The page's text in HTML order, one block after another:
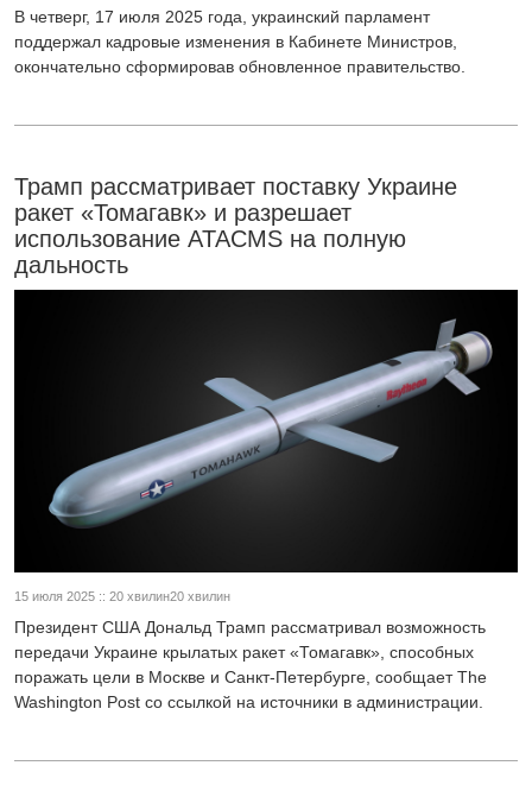
В четверг, 17 июля 2025 года, украинский парламент
поддержал кадровые изменения в Кабинете Министров,
окончательно сформировав обновленное правительство.
Трамп рассматривает поставку Украине
ракет «Томагавк» и разрешает
использование ATACMS на полную
дальность
15 июля 2025 :: 20 хвилин20 хвилин
Президент США Дональд Трамп рассматривал возможность
передачи Украине крылатых ракет «Томагавк», способных
поражать цели в Москве и Санкт-Петербурге, сообщает The
Washington Post со ссылкой на источники в администрации.